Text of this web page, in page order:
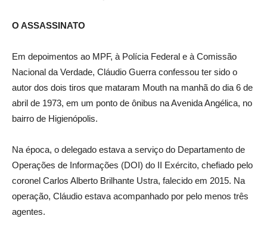
O ASSASSINATO
Em depoimentos ao MPF, à Polícia Federal e à Comissão
Nacional da Verdade, Cláudio Guerra confessou ter sido o
autor dos dois tiros que mataram Mouth na manhã do dia 6 de
abril de 1973, em um ponto de ônibus na Avenida Angélica, no
bairro de Higienópolis.
Na época, o delegado estava a serviço do Departamento de
Operações de Informações (DOI) do II Exército, chefiado pelo
coronel Carlos Alberto Brilhante Ustra, falecido em 2015. Na
operação, Cláudio estava acompanhado por pelo menos três
agentes.